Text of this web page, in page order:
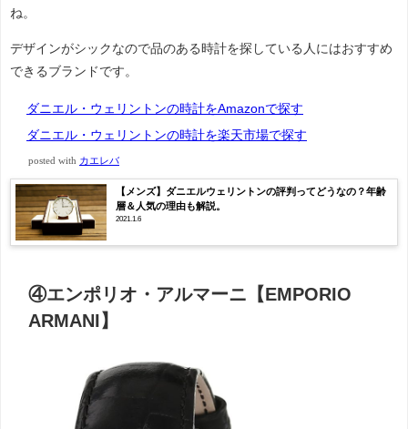
ね。
デザインがシックなので品のある時計を探している人にはおすすめ
できるブランドです。
ダニエル・ウェリントンの時計をAmazonで探す
ダニエル・ウェリントンの時計を楽天市場で探す
posted with カエレバ
【メンズ】ダニエルウェリントンの評判ってどうなの？年齢
層＆人気の理由も解説。
2021.1.6
④エンポリオ・アルマーニ【EMPORIO
ARMANI】